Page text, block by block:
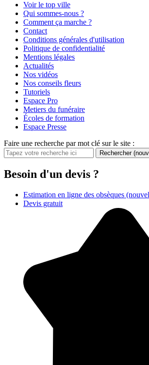
Voir le top ville
Qui sommes-nous ?
Comment ça marche ?
Contact
Conditions générales d'utilisation
Politique de confidentialité
Mentions légales
Actualités
Nos vidéos
Nos conseils fleurs
Tutoriels
Espace Pro
Metiers du funéraire
Écoles de formation
Espace Presse
Faire une recherche par mot clé sur le site :
Rechercher
Besoin d'un devis ?
Estimation en ligne des obsèques
Devis gratuit